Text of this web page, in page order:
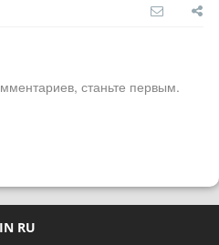
станьте первым.
RU